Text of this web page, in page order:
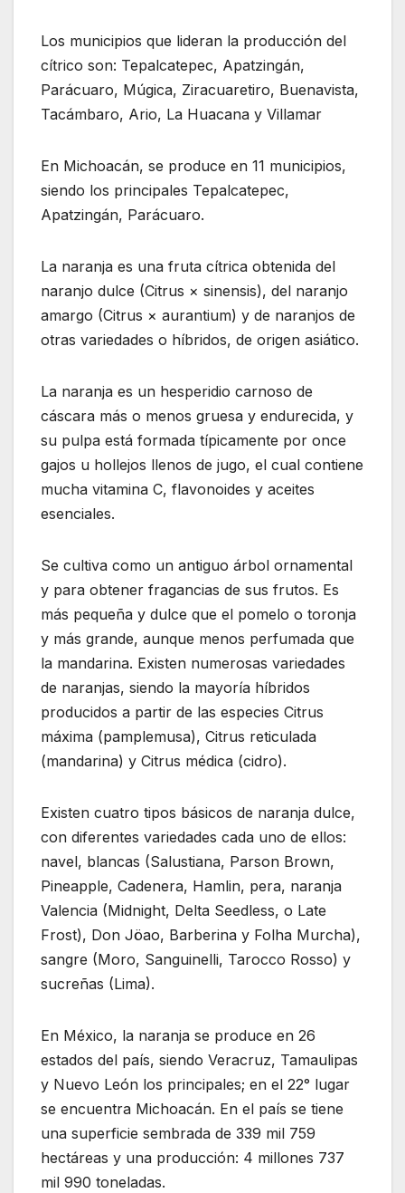
Los municipios que lideran la producción del
cítrico son: Tepalcatepec, Apatzingán,
Parácuaro, Múgica, Ziracuaretiro, Buenavista,
Tacámbaro, Ario, La Huacana y Villamar
En Michoacán, se produce en 11 municipios,
siendo los principales Tepalcatepec,
Apatzingán, Parácuaro.
La naranja es una fruta cítrica obtenida del
naranjo dulce (Citrus × sinensis), del naranjo
amargo (Citrus × aurantium) y de naranjos de
otras variedades o híbridos, de origen asiático.
La naranja es un hesperidio carnoso de
cáscara más o menos gruesa y endurecida, y
su pulpa está formada típicamente por once
gajos u hollejos llenos de jugo, el cual contiene
mucha vitamina C, flavonoides y aceites
esenciales.
Se cultiva como un antiguo árbol ornamental
y para obtener fragancias de sus frutos. Es
más pequeña y dulce que el pomelo o toronja
y más grande, aunque menos perfumada que
la mandarina. Existen numerosas variedades
de naranjas, siendo la mayoría híbridos
producidos a partir de las especies Citrus
máxima (pamplemusa), Citrus reticulada
(mandarina) y Citrus médica (cidro).
Existen cuatro tipos básicos de naranja dulce,
con diferentes variedades cada uno de ellos:
navel, blancas (Salustiana, Parson Brown,
Pineapple, Cadenera, Hamlin, pera, naranja
Valencia (Midnight, Delta Seedless, o Late
Frost), Don Jöao, Barberina y Folha Murcha),
sangre (Moro, Sanguinelli, Tarocco Rosso) y
sucreñas (Lima).
En México, la naranja se produce en 26
estados del país, siendo Veracruz, Tamaulipas
y Nuevo León los principales; en el 22° lugar
se encuentra Michoacán. En el país se tiene
una superficie sembrada de 339 mil 759
hectáreas y una producción: 4 millones 737
mil 990 toneladas.